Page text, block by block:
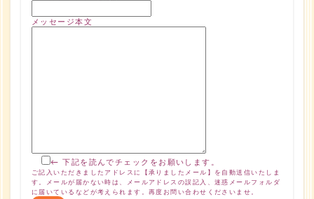
メッセージ本文
← 下記を読んでチェックをお願いします。
ご記入いただきましたアドレスに【承りましたメール】を自動送信いたしま
す。メールが届かない時は、メールアドレスの誤記入、迷惑メールフォルダ
に届いているなどが考えられます。再度お問い合わせくださいませ。